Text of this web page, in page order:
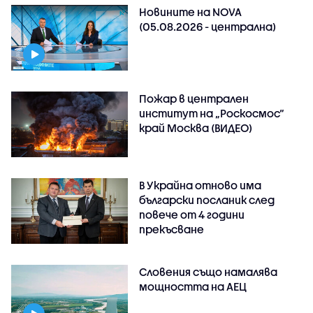
Новините на NOVA
(05.08.2026 - централна)
Пожар в централен
институт на „Роскосмос“
край Москва (ВИДЕО)
В Украйна отново има
български посланик след
повече от 4 години
прекъсване
Словения също намалява
мощността на АЕЦ